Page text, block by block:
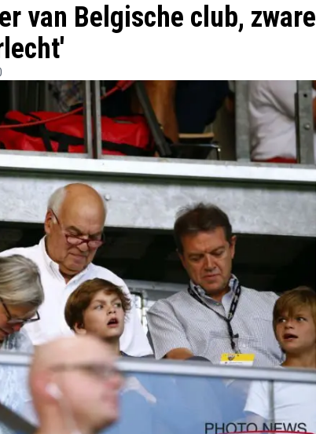
van Belgische club, zware